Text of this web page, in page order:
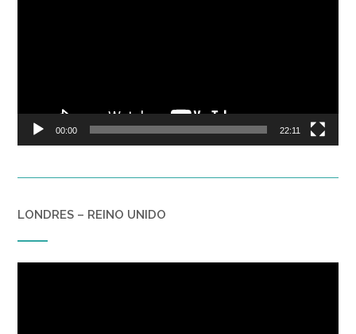
00:00 22:11
LONDRES – REINO UNIDO